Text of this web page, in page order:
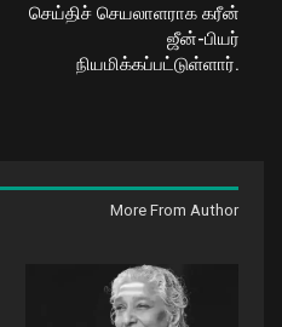
செய்திச் செயலாளராக கரீன்
ஜீன்-பியர்
நியமிக்கப்பட்டுள்ளார்.
More From Author